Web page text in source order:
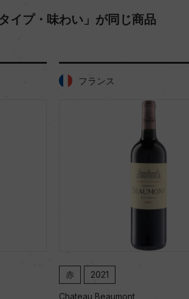
タイプ・味わい」が同じ商品
フランス
赤 2021
Chateau Beaumont